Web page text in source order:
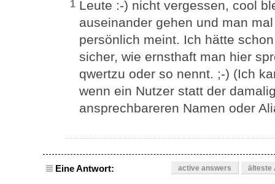
1 Leute :-) nicht vergessen, cool
auseinander gehen und man
persönlich meint. Ich hätte
sicher, wie ernsthaft man hier
qwertzu oder so nennt. ;-) (Ich
wenn ein Nutzer statt der
ansprechbareren Namen oder
Eine Antwort: active answers älteste